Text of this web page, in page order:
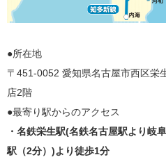
●所在地
〒451-0052 愛知県名古屋市西区栄
店2階
●最寄り駅からのアクセス
・名鉄栄生駅(名鉄名古屋駅より岐
駅（2分）)より徒歩1分